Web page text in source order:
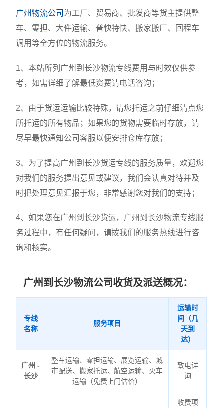
广州物流公司 为工厂、贸易商、批发商等货主提供整
车、零担、大件运输、普快特快、搬家搬厂、回程车
调用等全方位的物流服务。
1、本站所列广州到长沙物流专线费用与时效仅供参
考，如需详细了解最低资费请电话咨询；
2、由于货运运输比较特殊，请您托运之前仔细清点您
所托运的所有物品；如果您的货物需要临时存放，请
尽早最快通知公司客服以便安排仓库存放；
3、为了提高广州到长沙货运专线的服务质量，欢迎您
对我们的服务提出意见或建议，我们会认真对待并及
时把处理意见汇报于您，非常感谢您对我们的支持；
4、如果您在广州到长沙货运，广州到长沙物流专线服
务过程中，有任何疑问，请拨我们的服务热线进行咨
询和核实。
广州到长沙物流公司收货及派送概况：
专线
名称
服务项目
运输时
间（几
天到
达）
广州 -
长沙
整车运输、零担运输、展览运输、城
市配送、搬家托运、航空运输、火车
运输（免费上门估价）
致电详
询
收费项